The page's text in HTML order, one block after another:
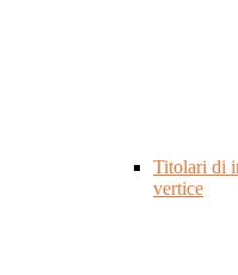
Titolari di
vertice